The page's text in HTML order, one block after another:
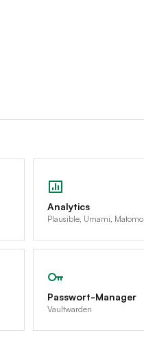
Analytics
Plausible, Umami, Matomo
Passwort-Manager
Vaultwarden